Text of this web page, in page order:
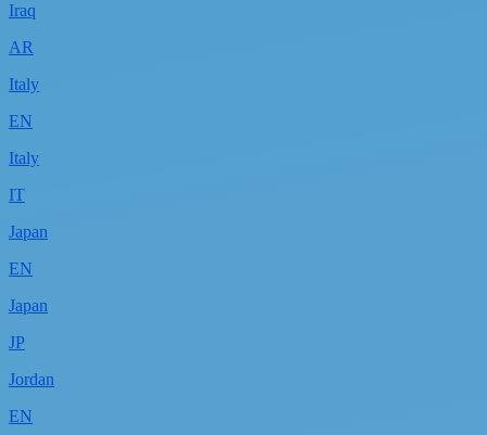
Iraq
AR
Italy
EN
Italy
IT
Japan
EN
Japan
JP
Jordan
EN